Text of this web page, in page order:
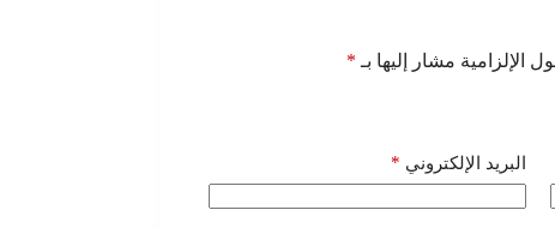
الإلزامية مشار إليها بـ *
البريد الإلكتروني *